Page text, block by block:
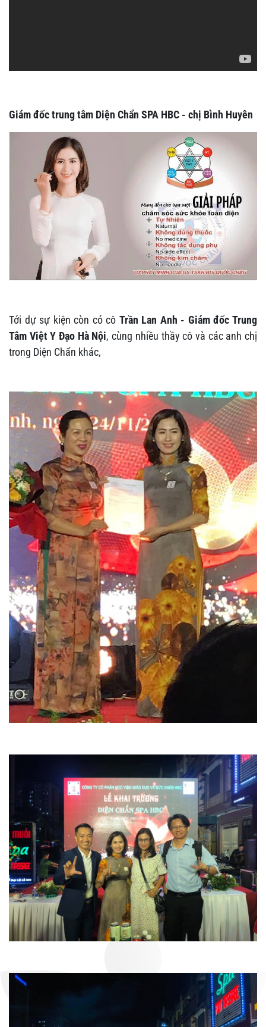
Giám đốc trung tâm Diện Chẩn SPA HBC - chị Bình Huyên
Tới dự sự kiện còn có cô Trần Lan Anh - Giám đốc Trung
Tâm Việt Y Đạo Hà Nội, cùng nhiều thầy cô và các anh chị
trong Diện Chẩn khác,